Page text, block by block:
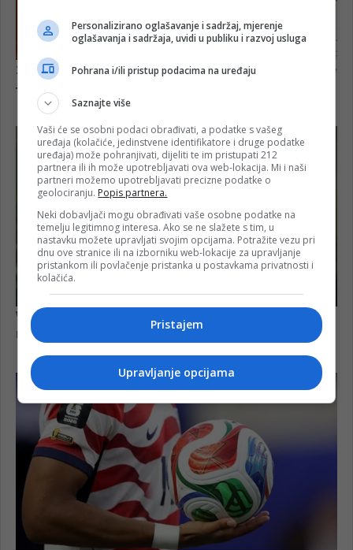
Personalizirano oglašavanje i sadržaj, mjerenje
oglašavanja i sadržaja, uvidi u publiku i razvoj usluga
Pohrana i/ili pristup podacima na uređaju
Saznajte više
Vaši će se osobni podaci obrađivati, a podatke s vašeg
uređaja (kolačiće, jedinstvene identifikatore i druge podatke
uređaja) može pohranjivati, dijeliti te im pristupati 212
partnera ili ih može upotrebljavati ova web-lokacija. Mi i naši
partneri možemo upotrebljavati precizne podatke o
geolociranju. Popis partnera.
Neki dobavljači mogu obrađivati vaše osobne podatke na
temelju legitimnog interesa. Ako se ne slažete s tim, u
nastavku možete upravljati svojim opcijama. Potražite vezu pri
dnu ove stranice ili na izborniku web-lokacije za upravljanje
pristankom ili povlačenje pristanka u postavkama privatnosti i
kolačića.
Pristajem
Upravljanje opcijama